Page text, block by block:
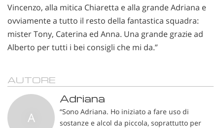
Vincenzo, alla mitica Chiaretta e alla grande Adriana e
ovviamente a tutto il resto della fantastica squadra:
mister Tony, Caterina ed Anna. Una grande grazie ad
Alberto per tutti i bei consigli che mi da.”
AUTORE
A
Adriana
“Sono Adriana. Ho iniziato a fare uso di
sostanze e alcol da piccola, soprattutto per